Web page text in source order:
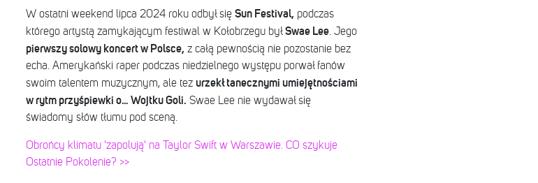
W ostatni weekend lipca 2024 roku odbył się Sun Festival, podczas
którego artystą zamykającym festiwal w Kołobrzegu byłSwae Lee. Jego
pierwszy solowy koncert w Polsce, z całą pewnością nie pozostanie bez
echa. Amerykański raper podczas niedzielnego występu porwał fanów
swoim talentem muzycznym, ale tez urzekł tanecznymi umiejętnościami
w rytm przyśpiewki o… Wojtku Goli. Swae Lee nie wydawał się
świadomy słów tłumu pod sceną.
Obrońcy klimatu 'zapolują' na Taylor Swift w Warszawie. CO szykuje
Ostatnie Pokolenie? >>